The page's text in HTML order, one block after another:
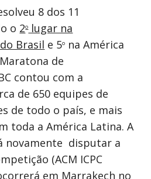
8 dos 11
o 2olugar na
Brasil e 5o na América
de
contou com a
de 650 equipes de
de todo o país, e mais
toda a América Latina. A
novamente disputar a
(ACM ICPC
em Marrakech no